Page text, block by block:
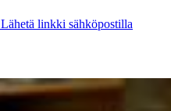
Lähetä linkki sähköpostilla